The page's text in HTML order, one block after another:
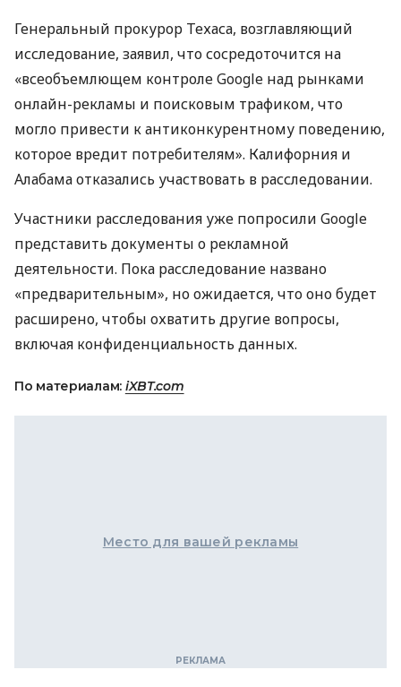
Генеральный прокурор Техаса, возглавляющий
исследование, заявил, что сосредоточится на
«всеобъемлющем контроле Google над рынками
онлайн-рекламы и поисковым трафиком, что
могло привести к антиконкурентному поведению,
которое вредит потребителям». Калифорния и
Алабама отказались участвовать в расследовании.
Участники расследования уже попросили Google
представить документы о рекламной
деятельности. Пока расследование названо
«предварительным», но ожидается, что оно будет
расширено, чтобы охватить другие вопросы,
включая конфиденциальность данных.
По материалам: iXBT.com
Место для вашей рекламы